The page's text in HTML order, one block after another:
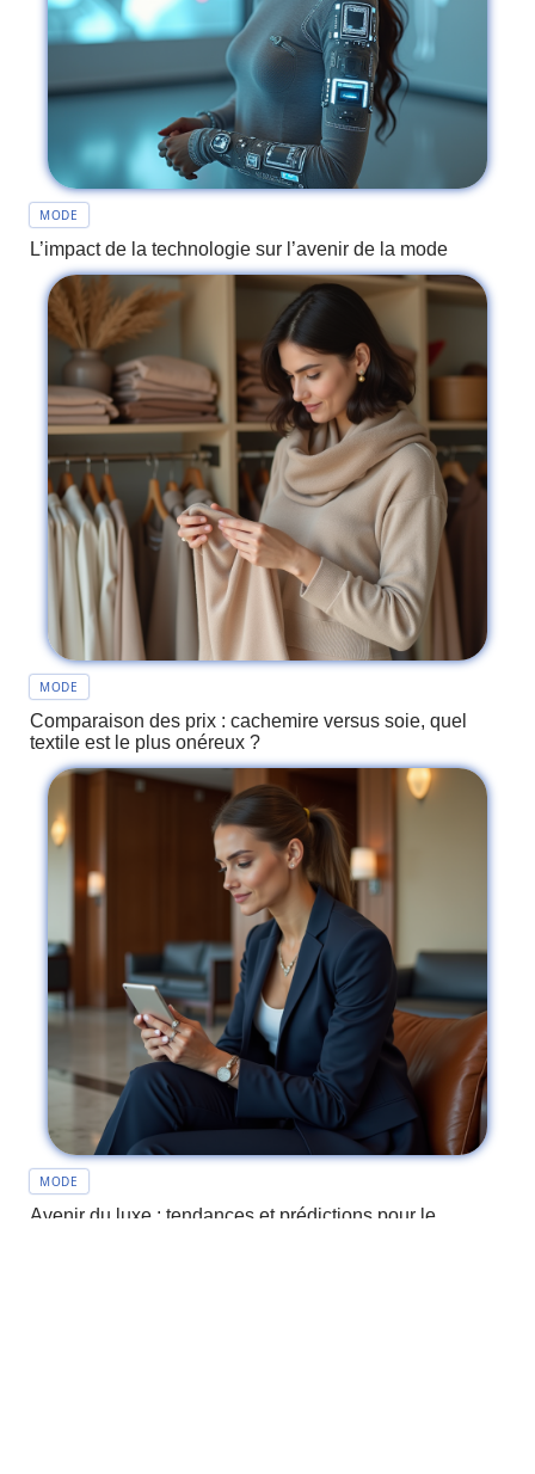
MODE
L’impact de la technologie sur l’avenir de la mode
MODE
Comparaison des prix : cachemire versus soie, quel
textile est le plus onéreux ?
MODE
Avenir du luxe : tendances et prédictions pour le